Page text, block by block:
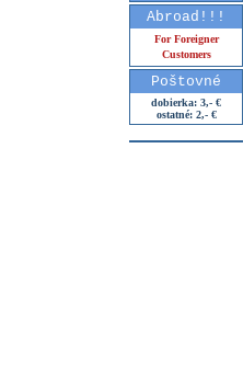
Abroad!!!
For Foreigner
Customers
Poštovné
dobierka: 3,- €
ostatné: 2,- €